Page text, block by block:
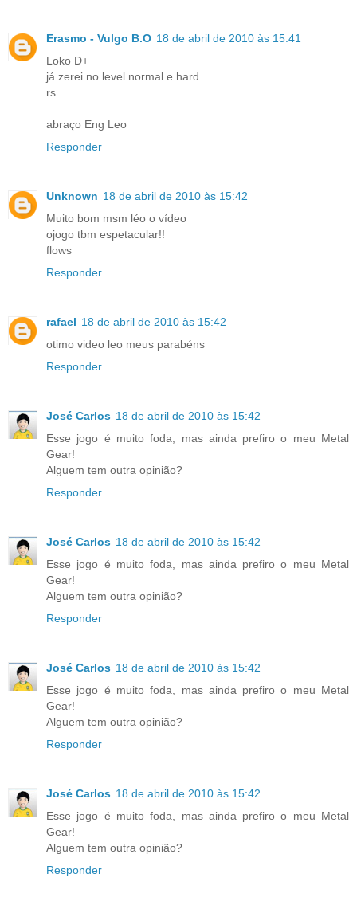
Erasmo - Vulgo B.O 18 de abril de 2010 às 15:41
Loko D+
já zerei no level normal e hard
rs
abraço Eng Leo
Responder
Unknown 18 de abril de 2010 às 15:42
Muito bom msm léo o vídeo
ojogo tbm espetacular!!
flows
Responder
rafael 18 de abril de 2010 às 15:42
otimo video leo meus parabéns
Responder
José Carlos 18 de abril de 2010 às 15:42
Esse jogo é muito foda, mas ainda prefiro o meu Metal
Gear!
Alguem tem outra opinião?
Responder
José Carlos 18 de abril de 2010 às 15:42
Esse jogo é muito foda, mas ainda prefiro o meu Metal
Gear!
Alguem tem outra opinião?
Responder
José Carlos 18 de abril de 2010 às 15:42
Esse jogo é muito foda, mas ainda prefiro o meu Metal
Gear!
Alguem tem outra opinião?
Responder
José Carlos 18 de abril de 2010 às 15:42
Esse jogo é muito foda, mas ainda prefiro o meu Metal
Gear!
Alguem tem outra opinião?
Responder